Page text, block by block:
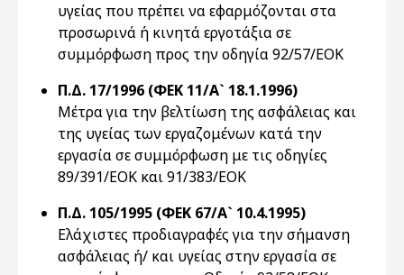
υγείας που πρέπει να εφαρμόζονται στα
προσωρινά ή κινητά εργοτάξια σε
συμμόρφωση προς την οδηγία 92/57/EOK
Π.Δ. 17/1996 (ΦΕΚ 11/Α` 18.1.1996)
Mέτρα για την βελτίωση της ασφάλειας και
της υγείας των εργαζομένων κατά την
εργασία σε συμμόρφωση με τις οδηγίες
89/391/EOK και 91/383/EOK
Π.Δ. 105/1995 (ΦΕΚ 67/Α` 10.4.1995)
Eλάχιστες προδιαγραφές για την σήμανση
ασφάλειας ή/ και υγείας στην εργασία σε